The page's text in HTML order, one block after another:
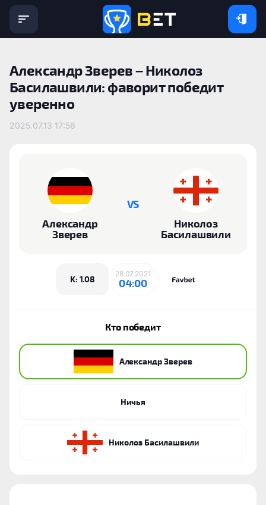
Александр Зверев – Николоз
Басилашвили: фаворит победит
уверенно
2025.07.13 17:56
Александр
Зверев
VS
Николоз
Басилашвили
K: 1.08
28.07.2021
04:00
Кто победит
Александр Зверев
Ничья
Николоз Басилашвили